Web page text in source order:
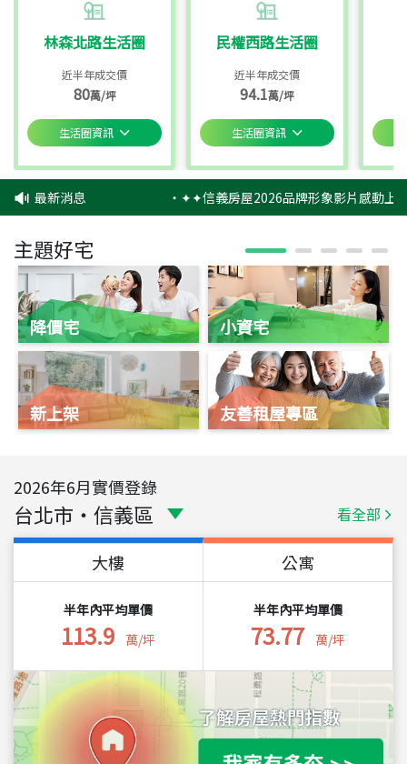
林森北路生活圈
近半年成交價
80萬/坪
生活圈資訊
民權西路生活圈
近半年成交價
94.1萬/坪
生活圈資訊
最新消息 ‧✦✦信義房屋2026品牌形象影片感動上
主題好宅
降價宅
新上架
小資宅
友善租屋專區
2026年6月實價登錄
台北市 ・ 信義區 看全部
大樓
半年內平均單價
113.9 萬/坪
公寓
半年內平均單價
73.77 萬/坪